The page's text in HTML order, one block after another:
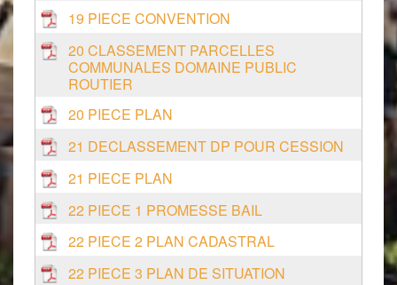
19 PIECE CONVENTION
20 CLASSEMENT PARCELLES
COMMUNALES DOMAINE PUBLIC
ROUTIER
20 PIECE PLAN
21 DECLASSEMENT DP POUR CESSION
21 PIECE PLAN
22 PIECE 1 PROMESSE BAIL
22 PIECE 2 PLAN CADASTRAL
22 PIECE 3 PLAN DE SITUATION